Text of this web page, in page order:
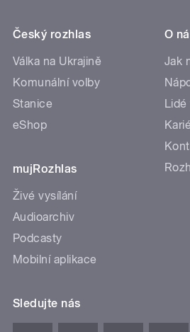
Český rozhlas
Válka na Ukrajině
Komunální volby
Stanice
eShop
mujRozhlas
Živé vysílání
Audioarchiv
Podcasty
Mobilní aplikace
O
Jak
Lidé
Sledujte nás